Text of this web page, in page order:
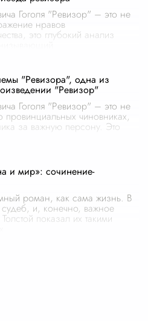
Гоголя "Ревизор" – это не
нравов
это глубокий анализ
"Ревизора", одна из
"Ревизор"
Гоголя "Ревизор" – это не
провинциальных чиновниках,
за важную персону. Это
и мир»: сочинение-
роман, как сама жизнь. В
и, конечно, важное
показал их такими